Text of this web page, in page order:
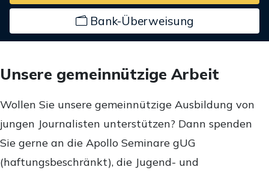
Bank-Überweisung
Unsere gemeinnützige Arbeit
Wollen Sie unsere gemeinnützige Ausbildung von
jungen Journalisten unterstützen? Dann spenden
Sie gerne an die Apollo Seminare gUG
(haftungsbeschränkt), die Jugend- und